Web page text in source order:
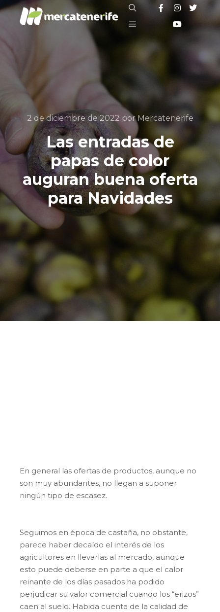
Buscar
2 de diciembre de 2022 porMercatenerife
Las entradas de
papas de color
auguran buena oferta
para Navidades
En general las ofertas de productos, aunque no
son muy abundantes, no llegan a suponer
ningún tipo de escasez.
Seguimos en época de castaña, no obstante,
parece haber decaído el interés de los
agricultores en llevarlas al mercado, aunque
esto puede deberse en parte a que el calor
reinante de los días pasados ha podido
perjudicar su valor comercial cuando los “erizos”
caen al suelo. Habida cuenta de la calidad de